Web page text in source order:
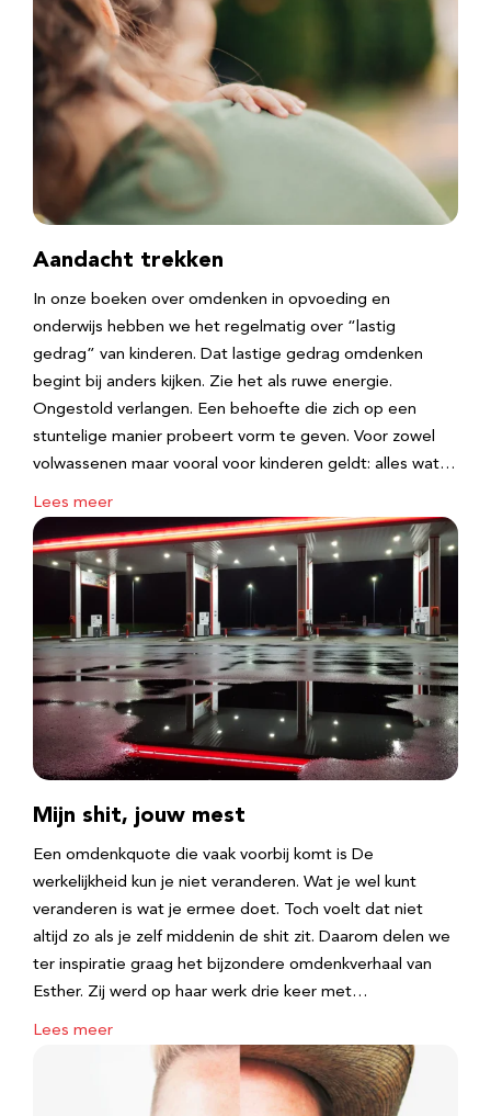
Aandacht trekken
In onze boeken over omdenken in opvoeding en
onderwijs hebben we het regelmatig over “lastig
gedrag” van kinderen. Dat lastige gedrag omdenken
begint bij anders kijken. Zie het als ruwe energie.
Ongestold verlangen. Een behoefte die zich op een
stuntelige manier probeert vorm te geven. Voor zowel
volwassenen maar vooral voor kinderen geldt: alles wat…
Lees meer
Mijn shit, jouw mest
Een omdenkquote die vaak voorbij komt is De
werkelijkheid kun je niet veranderen. Wat je wel kunt
veranderen is wat je ermee doet. Toch voelt dat niet
altijd zo als je zelf middenin de shit zit. Daarom delen we
ter inspiratie graag het bijzondere omdenkverhaal van
Esther. Zij werd op haar werk drie keer met…
Lees meer